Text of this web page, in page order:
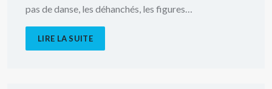
pas de danse, les déhanchés, les figures…
LIRE LA SUITE